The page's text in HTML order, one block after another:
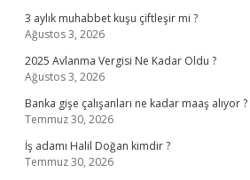
3 aylık muhabbet kuşu çiftleşir mi ?
Ağustos 3, 2026
2025 Avlanma Vergisi Ne Kadar Oldu ?
Ağustos 3, 2026
Banka gişe çalışanları ne kadar maaş alıyor ?
Temmuz 30, 2026
İş adamı Halil Doğan kimdir ?
Temmuz 30, 2026